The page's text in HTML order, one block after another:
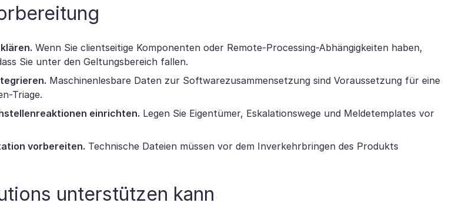
Wenn Sie clientseitige Komponenten oder Remote-Processing-Abhängigkeiten haben,
Sie unter den Geltungsbereich fallen.
Maschinenlesbare Daten zur Softwarezusammensetzung sind Voraussetzung für eine
Triage.
einrichten. Legen Sie Eigentümer, Eskalationswege und Meldetemplates vor
vorbereiten. Technische Dateien müssen vor dem Inverkehrbringen des Produkts
unterstützen kann